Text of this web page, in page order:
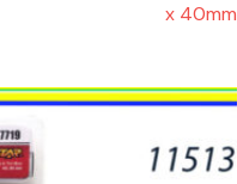
x 40mm